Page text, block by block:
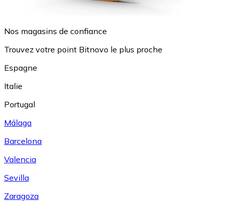
Nos magasins de confiance
Trouvez votre point Bitnovo le plus proche
Espagne
Italie
Portugal
Málaga
Barcelona
Valencia
Sevilla
Zaragoza